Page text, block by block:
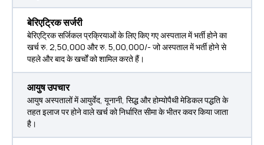
बेरिएट्रिक सर्जरी
बेरिएट्रिक सर्जिकल प्रक्रियाओं के लिए किए गए अस्पताल में भर्ती होने का
खर्च रु. 2,50,000 और रु. 5,00,000/- जो अस्पताल में भर्ती होने से
पहले और बाद के खर्चों को शामिल करते हैं।
आयुष उपचार
आयुष अस्पतालों में आयुर्वेद, यूनानी, सिद्ध और होम्योपैथी मेडिकल पद्धति के
तहत इलाज पर होने वाले खर्च को निर्धारित सीमा के भीतर कवर किया जाता
है।